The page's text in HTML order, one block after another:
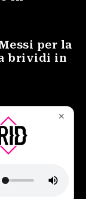
per la
brividi in
Amedeo II, 21 -
97883690014
di Torino n°
✕